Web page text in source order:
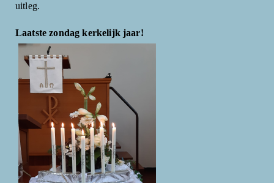
uitleg.
Laatste zondag kerkelijk jaar!